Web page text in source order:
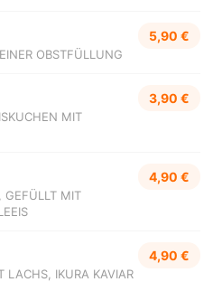
OBSTFÜLLUNG
5,90 €
MIT
3,90 €
GEFÜLLT MIT
4,90 €
LACHS, IKURA KAVIAR
4,90 €